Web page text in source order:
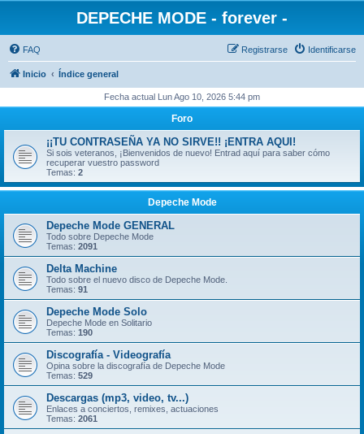
DEPECHE MODE - forever -
FAQ Identificarse
Registrarse
Inicio Índice general
Fecha actual Lun Ago 10, 2026 5:44 pm
Foro
¡¡TU CONTRASEÑA YA NO SIRVE!! ¡ENTRA AQUI!
Si sois veteranos, ¡Bienvenidos de nuevo! Entrad aquí para saber cómo
recuperar vuestro password
Temas: 2
Depeche Mode
Depeche Mode GENERAL
Todo sobre Depeche Mode
Temas: 2091
Delta Machine
Todo sobre el nuevo disco de Depeche Mode.
Temas: 91
Depeche Mode Solo
Depeche Mode en Solitario
Temas: 190
Discografía - Videografía
Opina sobre la discografía de Depeche Mode
Temas: 529
Descargas (mp3, video, tv...)
Enlaces a conciertos, remixes, actuaciones
Temas: 2061